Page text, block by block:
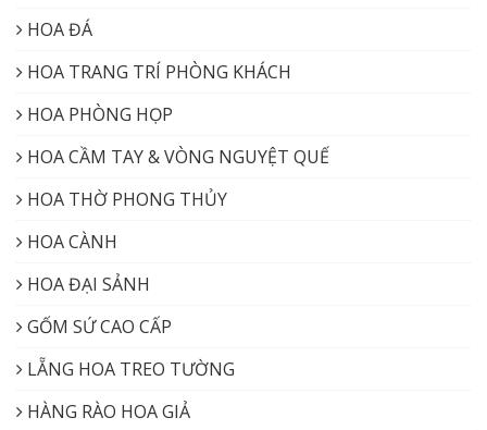
HOA ĐÁ
HOA TRANG TRÍ PHÒNG KHÁCH
HOA PHÒNG HỌP
HOA CẦM TAY & VÒNG NGUYỆT QUẾ
HOA THỜ PHONG THỦY
HOA CÀNH
HOA ĐẠI SẢNH
GỐM SỨ CAO CẤP
LẴNG HOA TREO TƯỜNG
HÀNG RÀO HOA GIẢ